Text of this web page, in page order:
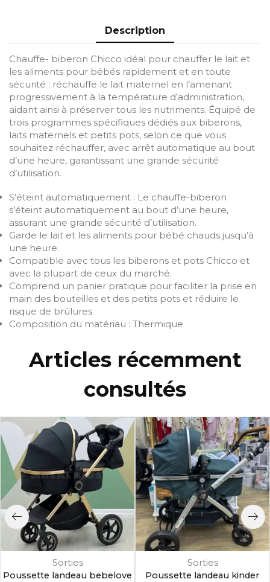
Description
Chauffe- biberon Chicco idéal pour chauffer le lait et
les aliments pour bébés rapidement et en toute
sécurité ; réchauffe le lait maternel en l’amenant
progressivement à la température d’administration,
aidant ainsi à préserver tous les nutriments. Équipé de
trois programmes spécifiques dédiés aux biberons,
laits maternels et petits pots, selon ce que vous
souhaitez réchauffer, avec arrêt automatique au bout
d’une heure, garantissant une grande sécurité
d’utilisation.
S’éteint automatiquement : Le chauffe-biberon
s’éteint automatiquement au bout d’une heure,
assurant une grande sécurité d’utilisation.
Garde le lait et les aliments pour bébé chauds jusqu’à
une heure.
Compatible avec tous les biberons et pots Chicco et
avec la plupart de ceux du marché.
Comprend un panier pratique pour faciliter la prise en
main des bouteilles et des petits pots et réduire le
risque de brûlures.
Composition du matériau : Thermique
Articles récemment
consultés
Sorties
Poussette landeau bebelove
Sorties
Poussette landeau kinder